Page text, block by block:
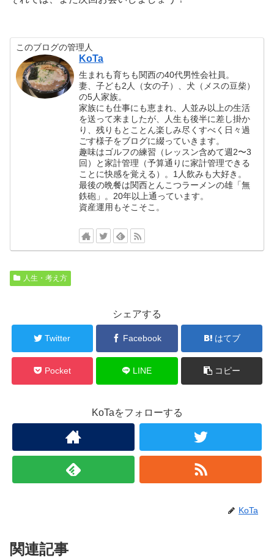
このブログの管理人
KoTa
生まれも育ちも関西の40代男性会社員。
妻、子ども2人（女の子）、犬（メスの豆柴）
の5人家族。
家族にも仕事にも恵まれ、人並み以上の生活
を送って来ましたが、人生も後半に差し掛か
り、残りもとことん楽しみ尽くすべく日々過
ごす様子をブログに綴っていきます。
趣味はゴルフの練習（レッスン含めて週2〜3
回）と家計管理（予算通りに家計管理できる
ことに快感を覚える）。1人飲みも大好き。
最後の晩餐は関西とんこつラーメンの雄「無
鉄砲」。20年以上通っています。
資産運用もそこそこ。
人生・考え方
シェアする
Twitter Facebook はてブ
Pocket LINE コピー
KoTaをフォローする
KoTa
関連記事